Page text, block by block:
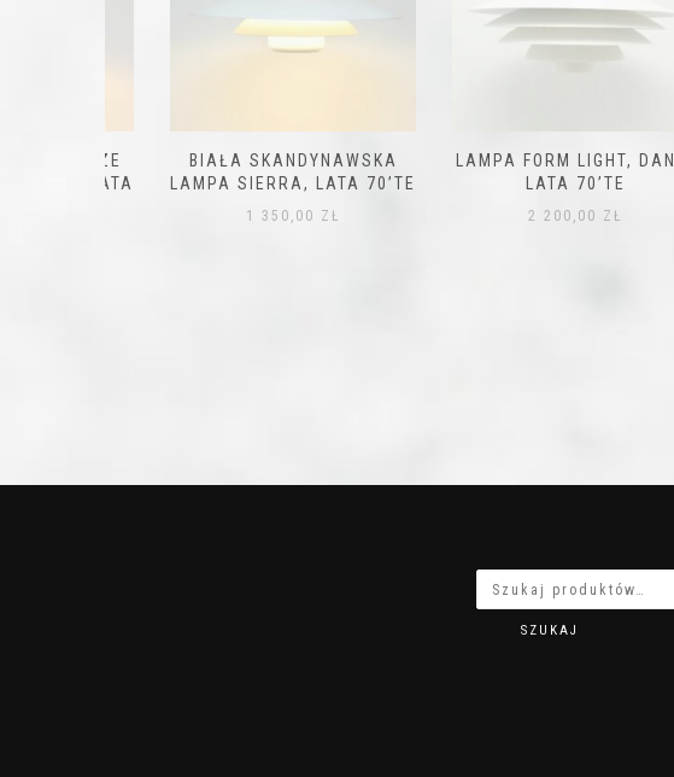
BIAŁA SKANDYNAWSKA
LAMPA SIERRA, LATA 70’TE
1 350,00ZŁ
LAMPA FORM LIGHT, DANIA
LATA 70’TE
2 200,00ZŁ
SZUKAJ